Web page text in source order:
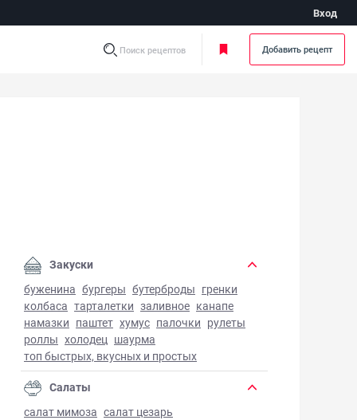
Вход
Поиск рецептов Добавить рецепт
с капустой в духовке - фото готового блюда
Закуски
буженина бургеры бутерброды гренки
колбаса тарталетки заливное канапе
намазки паштет хумус палочки рулеты
роллы холодец шаурма
топ быстрых, вкусных и простых
Салаты
салат мимоза салат цезарь